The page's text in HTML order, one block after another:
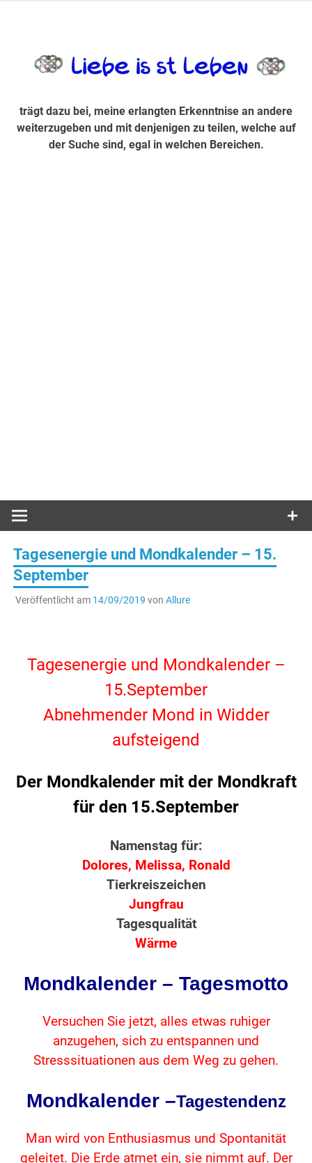
Suche sind, egal in welchen Bereichen.
trägt dazu bei, meine erlangten Erkenntnise an andere
weiterzugeben und mit denjenigen zu teilen, welche auf
der Suche sind, egal in welchen Bereichen.
Tagesenergie und Mondkalender – 15.
September
Veröffentlicht am 14/09/2019 von Allure
Tagesenergie und Mondkalender –
15.September
Abnehmender Mond in Widder
aufsteigend
Der Mondkalender mit der Mondkraft
für den 15.September
Namenstag für:
Dolores, Melissa, Ronald
Tierkreiszeichen
Jungfrau
Tagesqualität
Wärme
Mondkalender – Tagesmotto
Versuchen Sie jetzt, alles etwas ruhiger
anzugehen, sich zu entspannen und
Stresssituationen aus dem Weg zu gehen.
Mondkalender –Tagestendenz
Man wird von Enthusiasmus und Spontanität
geleitet. Die Erde atmet ein, sie nimmt auf. Der